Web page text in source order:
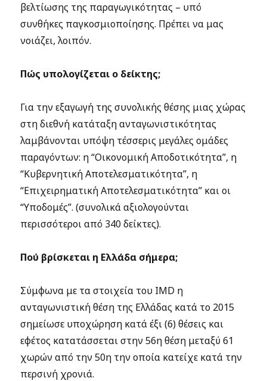
βελτίωσης της παραγωγικότητας – υπό
συνθήκες παγκοσμιοποίησης. Πρέπει να μας
νοιάζει, λοιπόν.
Πώς υπολογίζεται ο δείκτης;
Για την εξαγωγή της συνολικής θέσης μιας χώρας
στη διεθνή κατάταξη ανταγωνιστικότητας
λαμβάνονται υπόψη τέσσερις μεγάλες ομάδες
παραγόντων: η “Οικονομική Αποδοτικότητα”, η
“Κυβερνητική Αποτελεσματικότητα”, η
“Επιχειρηματική Αποτελεσματικότητα” και οι
“Υποδομές”. (συνολικά αξιολογούνται
περισσότεροι από 340 δείκτες).
Πού βρίσκεται η Ελλάδα σήμερα;
Σύμφωνα με τα στοιχεία του IMD η
ανταγωνιστική θέση της Ελλάδας κατά το 2015
σημείωσε υποχώρηση κατά έξι (6) θέσεις και
εφέτος κατατάσσεται στην 56η θέση μεταξύ 61
χωρών από την 50η την οποία κατείχε κατά την
περσινή χρονιά.